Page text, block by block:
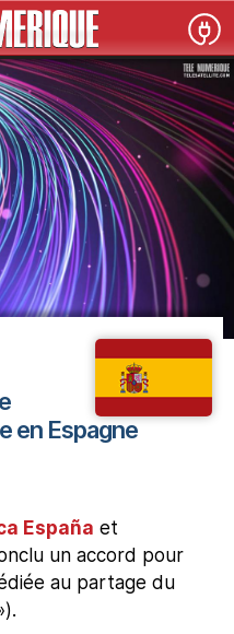
en Espagne
España et
un accord pour
au partage du